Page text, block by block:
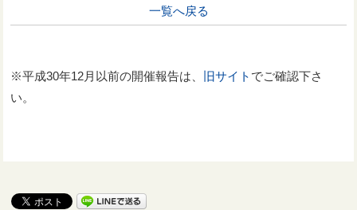
一覧へ戻る
※平成30年12月以前の開催報告は、 旧サイト でご確認下さ
い。